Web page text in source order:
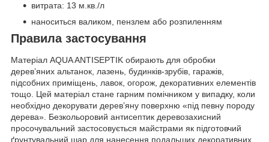
витрата: 13 м.кв./л
наноситься валиком, пензлем або розпиленням
Правила застосування
Матеріал AQUA ANTISEPTIK обирають для обробки
дерев’яних альтанок, лазень, будинків-зрубів, гаражів,
підсобних приміщень, лавок, огорож, декоративних елементів
тощо. Цей матеріал стане гарним помічником у випадку, коли
необхідно декорувати дерев’яну поверхню «під певну породу
дерева». Безкольоровий антисептик деревозахисний
просочувальний застосовується майстрами як підготовчий
ґрунтувальний шар для нанесення подальших декоративних